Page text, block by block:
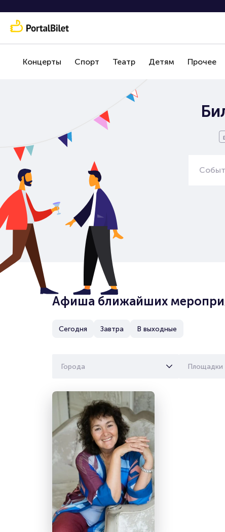
Концерты Спорт Театр Детям Прочее
Афиша ближайших
Сегодня Завтра В выходные
Города Площадки